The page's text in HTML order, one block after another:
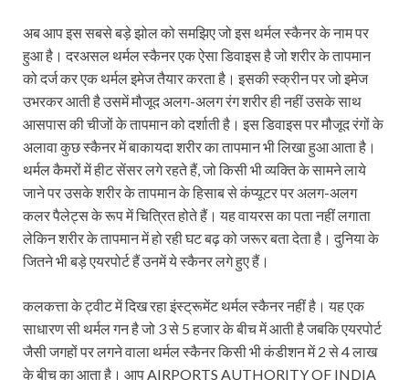
अब आप इस सबसे बड़े झोल को समझिए जो इस थर्मल स्कैनर के नाम पर
हुआ है। दरअसल थर्मल स्‍कैनर एक ऐसा डिवाइस है जो शरीर के तापमान
को दर्ज कर एक थर्मल इमेज तैयार करता है। इसकी स्‍क्रीन पर जो इमेज
उभरकर आती है उसमें मौजूद अलग-अलग रंग शरीर ही नहीं उसके साथ
आसपास की चीजों के तापमान को दर्शाती है। इस डिवाइस पर मौजूद रंगों के
अलावा कुछ स्‍कैनर में बाकायदा शरीर का तापमान भी लिखा हुआ आता है।
थर्मल कैमरों में हीट सेंसर लगे रहते हैं, जो किसी भी व्यक्ति के सामने लाये
जाने पर उसके शरीर के तापमान के हिसाब से कंप्यूटर पर अलग-अलग
कलर पैलेट्स के रूप में चित्रित होते हैं। यह वायरस का पता नहीं लगाता
लेकिन शरीर के तापमान में हो रही घट बढ़ को जरूर बता देता है। दुनिया के
जितने भी बड़े एयरपोर्ट हैं उनमें ये स्कैनर लगे हुए हैं।
कलकत्ता के ट्वीट में दिख रहा इंस्ट्रूमेंट थर्मल स्कैनर नहीं है। यह एक
साधारण सी थर्मल गन है जो 3 से 5 हजार के बीच में आती है जबकि एयरपोर्ट
जैसी जगहों पर लगने वाला थर्मल स्कैनर किसी भी कंडीशन में 2 से 4 लाख
के बीच का आता है। आप AIRPORTS AUTHORITY OF INDIA